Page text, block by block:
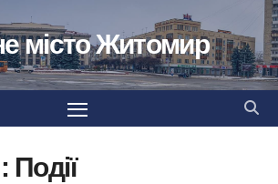
місто Житомир
Події